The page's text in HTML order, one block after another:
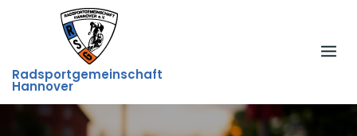
Radsportgemeinschaft
Hannover